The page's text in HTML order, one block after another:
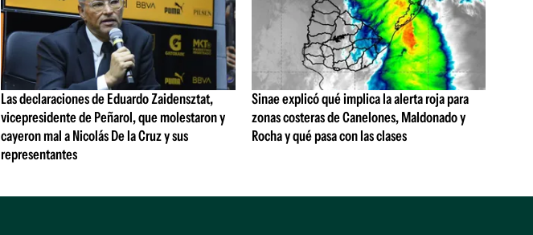
Las declaraciones de Eduardo Zaidensztat,
vicepresidente de Peñarol, que molestaron y
cayeron mal a Nicolás De la Cruz y sus
representantes
Sinae explicó qué implica la alerta roja para
zonas costeras de Canelones, Maldonado y
Rocha y qué pasa con las clases